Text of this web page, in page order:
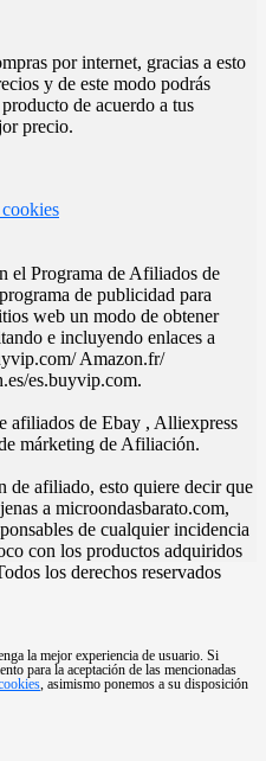
por internet, gracias a esto
y de este modo podrás
de acuerdo a tus
precio.
el Programa de Afiliados de
de publicidad para
web un modo de obtener
e incluyendo enlaces a
Amazon.fr/
es.buyvip.com.
afiliados de Ebay , Alliexpress
márketing de Afiliación.
de afiliado, esto quiere decir que
a microondasbarato.com,
de cualquier incidencia
con los productos adquiridos
los derechos reservados
la mejor experiencia de usuario. Si
para la aceptación de las mencionadas
, asimismo ponemos a su disposición